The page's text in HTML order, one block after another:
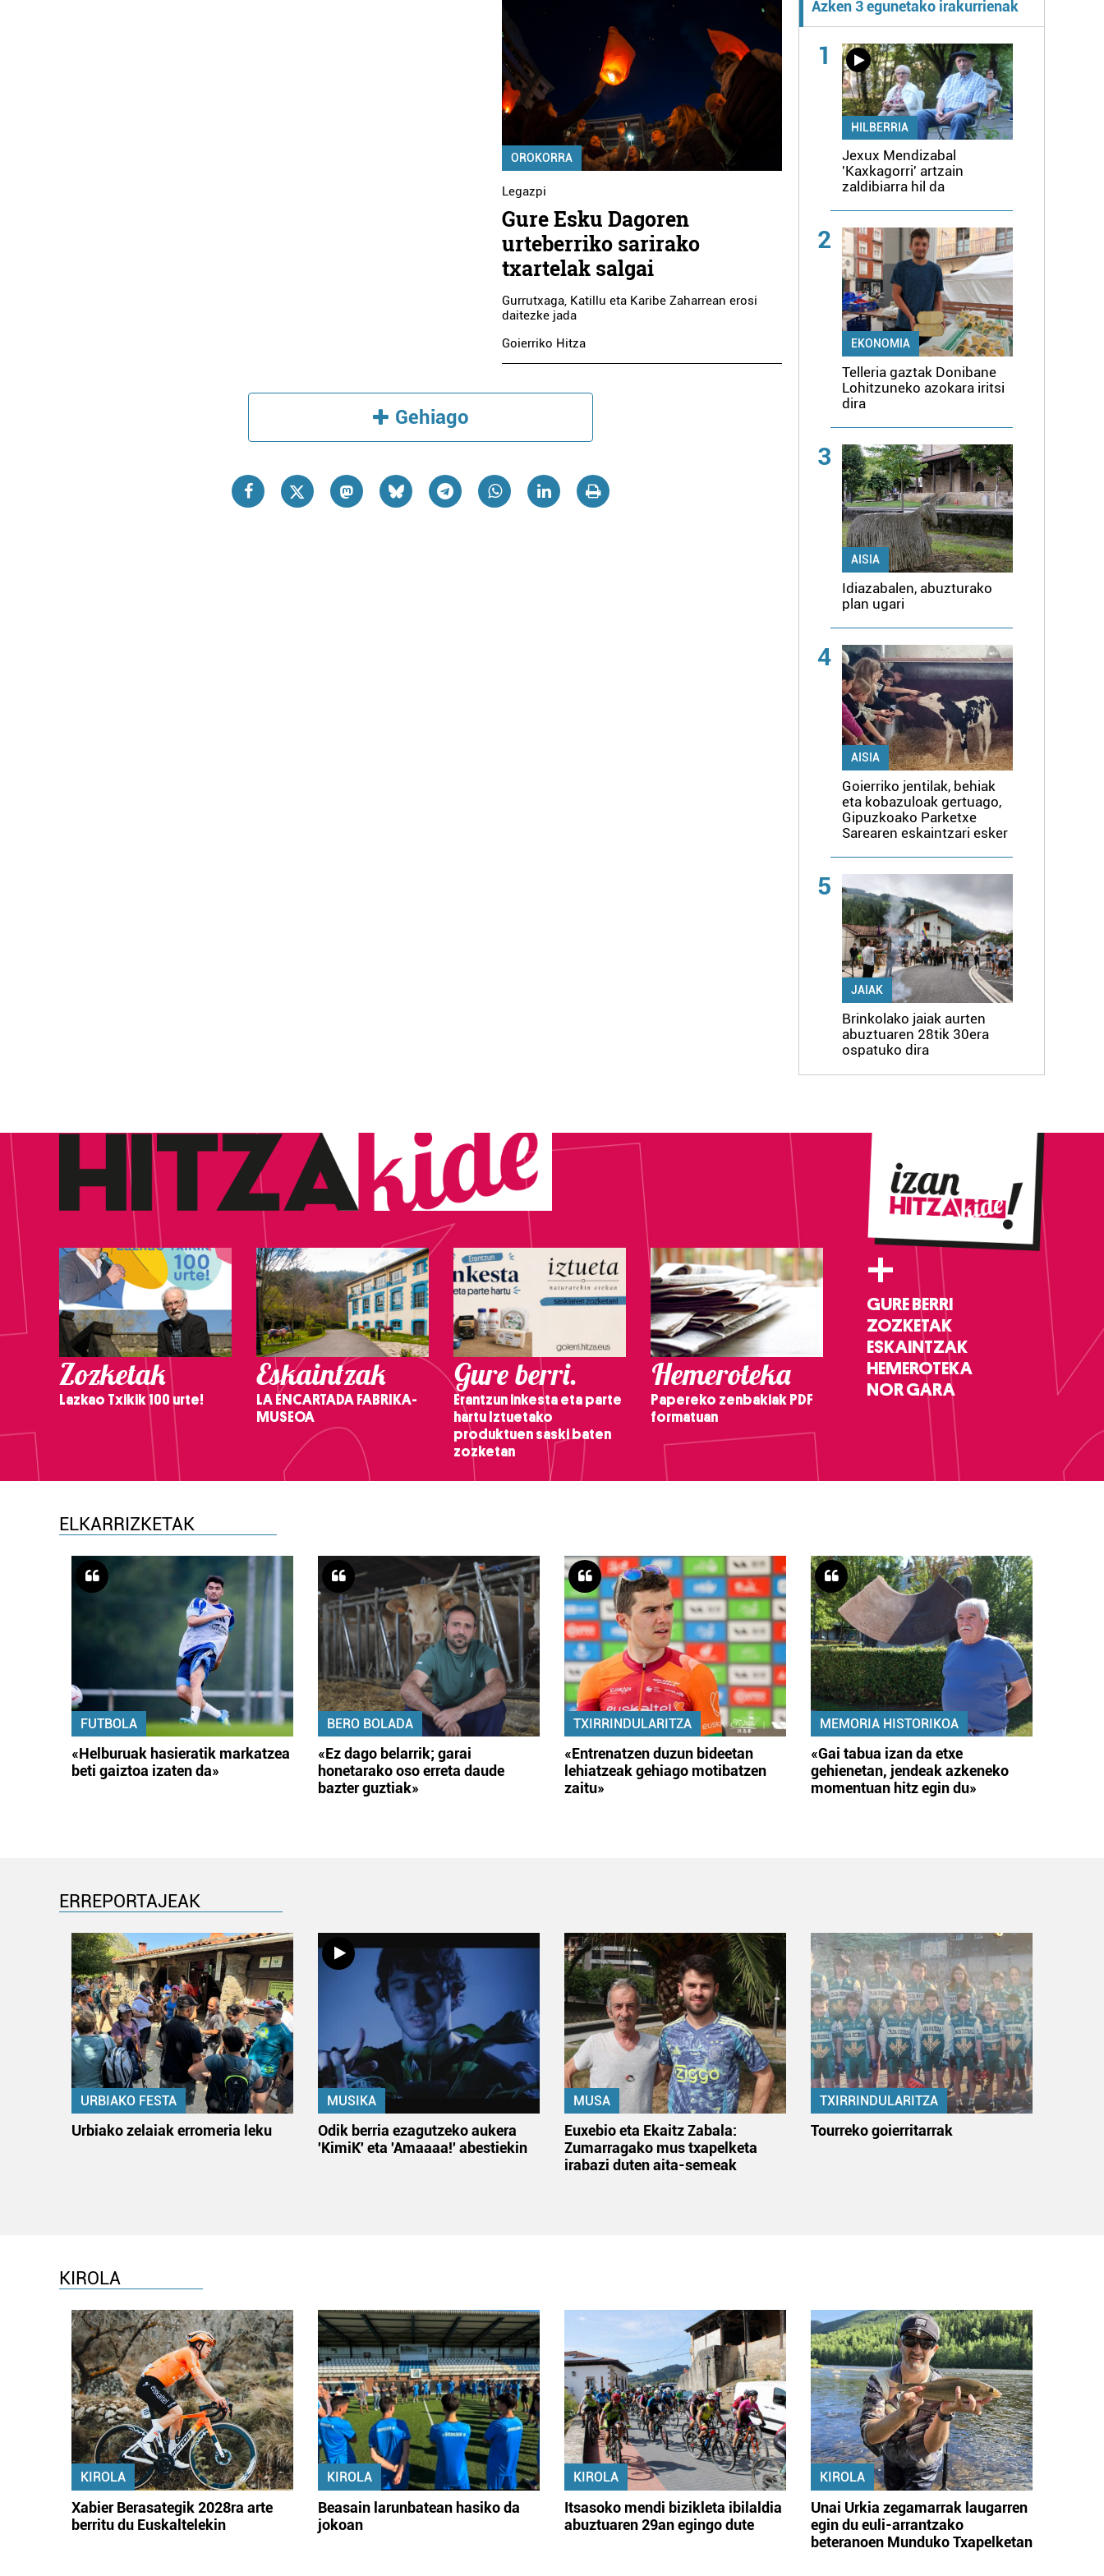
OROKORRA
Legazpi
Gure Esku Dagoren
urteberriko sarirako
txartelak salgai
Gurrutxaga, Katillu eta Karibe Zaharrean erosi
daitezke jada
Goierriko Hitza
Gehiago
Azken 3 egunetako irakurrienak
1
HILBERRIA
Jexux Mendizabal
'Kaxkagorri' artzain
zaldibiarra hil da
2
EKONOMIA
Telleria gaztak Donibane
Lohitzuneko azokara iritsi
dira
3
AISIA
Idiazabalen, abuzturako
plan ugari
4
AISIA
Goierriko jentilak, behiak
eta kobazuloak gertuago,
Gipuzkoako Parketxe
Sarearen eskaintzari esker
5
JAIAK
Brinkolako jaiak aurten
abuztuaren 28tik 30era
ospatuko dira
Zozketak
Lazkao Txikik 100 urte!
Eskaintzak
LA ENCARTADA FABRIKA-
MUSEOA
Gure berri.
Erantzun inkesta eta parte
hartu Iztuetako
produktuen saski baten
zozketan
Hemeroteka
Papereko zenbakiak PDF
formatuan
+
GURE BERRI
ZOZKETAK
ESKAINTZAK
HEMEROTEKA
NOR GARA
ELKARRIZKETAK
FUTBOLA
«Helburuak hasieratik markatzea
beti gaiztoa izaten da»
BERO BOLADA
«Ez dago belarrik; garai
honetarako oso erreta daude
bazter guztiak»
TXIRRINDULARITZA
«Entrenatzen duzun bideetan
lehiatzeak gehiago motibatzen
zaitu»
MEMORIA HISTORIKOA
«Gai tabua izan da etxe
gehienetan, jendeak azkeneko
momentuan hitz egin du»
ERREPORTAJEAK
URBIAKO FESTA
Urbiako zelaiak erromeria leku
MUSIKA
Odik berria ezagutzeko aukera
'KimiK' eta 'Amaaaa!' abestiekin
MUSA
Euxebio eta Ekaitz Zabala:
Zumarragako mus txapelketa
irabazi duten aita-semeak
TXIRRINDULARITZA
Tourreko goierritarrak
KIROLA
KIROLA
Xabier Berasategik 2028ra arte
berritu du Euskaltelekin
KIROLA
Beasain larunbatean hasiko da
jokoan
KIROLA
Itsasoko mendi bizikleta ibilaldia
abuztuaren 29an egingo dute
KIROLA
Unai Urkia zegamarrak laugarren
egin du euli-arrantzako
beteranoen Munduko Txapelketan